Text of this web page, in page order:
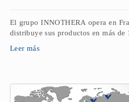
El grupo INNOTHERA opera en
distribuye sus productos en más de
Leer más